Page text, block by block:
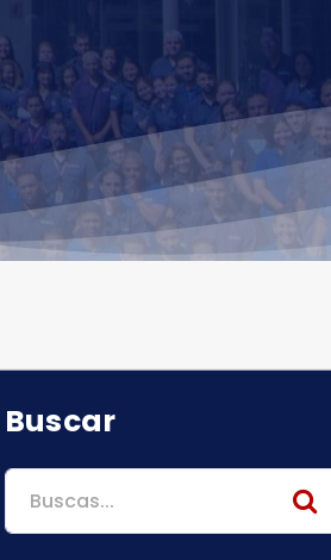
Buscar
Search
for: